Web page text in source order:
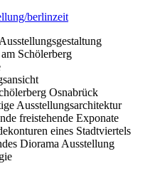
berlinzeit